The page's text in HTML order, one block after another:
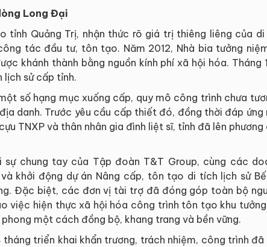
Long Đại
tỉnh Quảng Trị, nhận thức rõ giá trị thiêng liêng của
tác đầu tư, tôn tạo. Năm 2012, Nhà bia tưởng
khánh thành bằng nguồn kính phí xã hội hóa.
lịch sử cấp tỉnh.
số hạng mục xuống cấp, quy mô công trình chưa
danh. Trước yêu cầu cấp thiết đó, đồng thời đáp ứng
TNXP và thân nhân gia đình liệt sĩ, tỉnh đã lên
chung tay của Tập đoàn T&T Group, cùng các
khởi động dự án Nâng cấp, tôn tạo di tích lịch sử
Đặc biệt, các đơn vị tài trợ đã đóng góp toàn bộ
việc hiện thực xã hội hóa công trình tôn tạo khu
phong một cách đồng bộ, khang trang và bền vững.
triển khai khẩn trương, trách nhiệm, công trình đã